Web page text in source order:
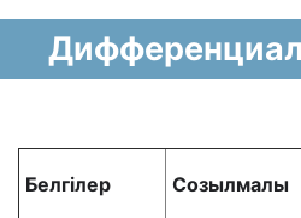
Белгілер Созылмалы